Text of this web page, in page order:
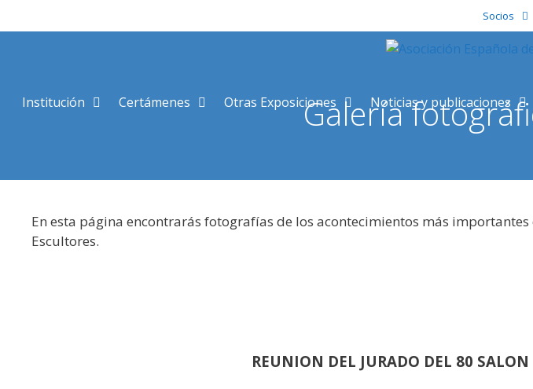
al
Socios
Institución Certámenes Otras Exposiciones Noticias y publicaciones
Galería
En esta página encontrarás fotografías de los acontecimientos más
Escultores.
REUNION DEL JURADO DEL 80